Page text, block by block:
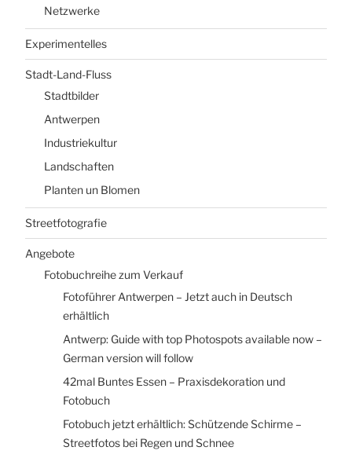
Netzwerke
Experimentelles
Stadt-Land-Fluss
Stadtbilder
Antwerpen
Industriekultur
Landschaften
Planten un Blomen
Streetfotografie
Angebote
Fotobuchreihe zum Verkauf
Fotoführer Antwerpen – Jetzt auch in Deutsch
erhältlich
Antwerp: Guide with top Photospots available now –
German version will follow
42mal Buntes Essen – Praxisdekoration und
Fotobuch
Fotobuch jetzt erhältlich: Schützende Schirme –
Streetfotos bei Regen und Schnee